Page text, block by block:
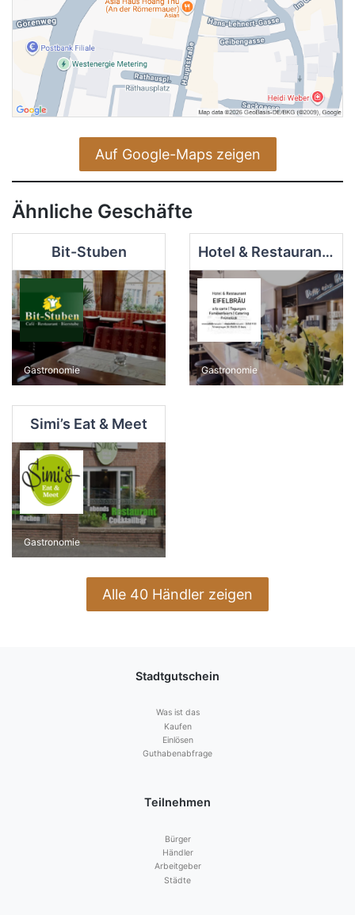
Auf Google-Maps zeigen
Ähnliche Geschäfte
Bit-Stuben
Gastronomie
Hotel & Restaurant EIFELBRÄU GmbH
Gastronomie
Simi’s Eat & Meet
Gastronomie
Alle 40 Händler zeigen
Stadtgutschein
Was ist das
Kaufen
Einlösen
Guthabenabfrage
Teilnehmen
Bürger
Händler
Arbeitgeber
Städte